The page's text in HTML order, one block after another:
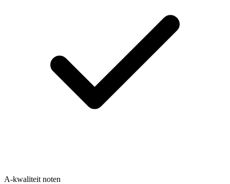
A-kwaliteit noten